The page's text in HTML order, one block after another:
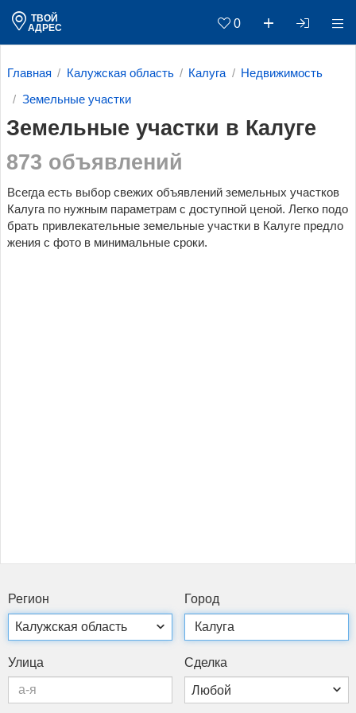
ТВОЙ
АДРЕС
0
Главная Калужская область Калуга Недвижимость
Земельные участки
Земельные участки в Калуге
873 объявлений
Всегда есть выбор свежих объявлений земельных участков
Калуга по нужным параметрам c доступной ценой. Легко подо
брать привлекательные земельные участки в Калуге предло
жения с фото в минимальные сроки.
Ре­ги­он Го­род
Ули­ца Сдел­ка